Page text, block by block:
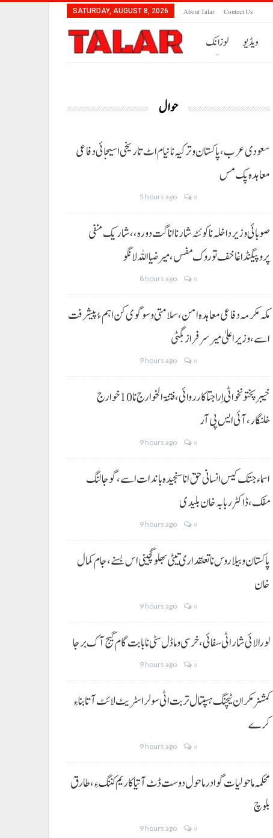
SATURDAY, AUGUST 8, 2026 About Talar Contect Us
لوزانک ویڈیو
حوال
سعودی عرب، پاکستان و ترکیہ نا نیام اٹ تاریخی اسیجائی دفاعی
معاہدہ پک مس
5 hours ago 0
صوبائی وزیر داخلہ نا کوئٹہ شار نا اناگت دورہ،، شاریک منفی
پروپیگنڈا غا خف توروک مفس، میر ضیا اللہ لانگو
8 hours ago 0
مکہ مکرمہ دفاعی معاہدہ امن، سلامتی و سوگوی کن اہم ءُ پیشرفت
اسے،وزیراعلیٰ میر سرفراز بگٹی
9 hours ago 0
خیبر پختونخوا ٹی اِرا جتا کارروائی، فتنۃ الخوارج نا 10خوارج
خلنگار،آئی ایس پی آر
9 hours ago 0
اسماء جتک کیس انسانی حق انا سنجیدہ باندات اسے، گوجالنگ
مفک،ڈاکٹر ربابہ خان بلیدی
9 hours ago 0
پاکستان و بیلاروس نا تعلقداری تیٹی بھلو گچینی اس بسنے، جام کمال
خان
9 hours ago 0
لورالائی شار اٹی سفائی، خرسی و ماڈل سٹی نا بابت گام گیج آک برجا
9 hours ago 0
کمشنر مکران ٹیچنگ ہسپتال تربت اٹی سولر اسٹریٹ لائٹ آتا بناءِ
کرے
9 hours ago 0
محکمہ ماحولیات گوادر ماحول دوست ڈٹ آتیا کاریم کننگ ءِ، طارق
بلوچ
9 hours ago 0